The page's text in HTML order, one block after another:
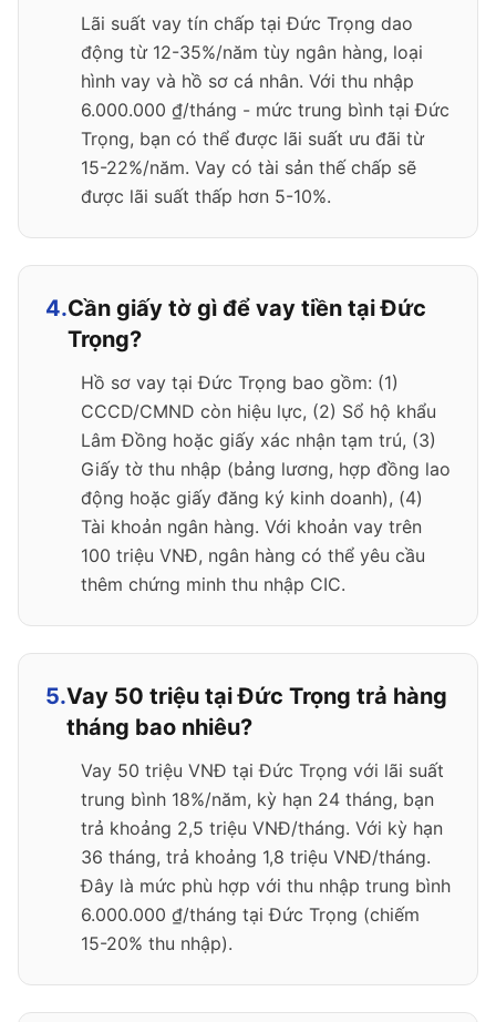
Lãi suất vay tín chấp tại Đức Trọng dao
động từ 12-35%/năm tùy ngân hàng, loại
hình vay và hồ sơ cá nhân. Với thu nhập
6.000.000 ₫/tháng - mức trung bình tại Đức
Trọng, bạn có thể được lãi suất ưu đãi từ
15-22%/năm. Vay có tài sản thế chấp sẽ
được lãi suất thấp hơn 5-10%.
4.Cần giấy tờ gì để vay tiền tại Đức
Trọng?
Hồ sơ vay tại Đức Trọng bao gồm: (1)
CCCD/CMND còn hiệu lực, (2) Sổ hộ khẩu
Lâm Đồng hoặc giấy xác nhận tạm trú, (3)
Giấy tờ thu nhập (bảng lương, hợp đồng lao
động hoặc giấy đăng ký kinh doanh), (4)
Tài khoản ngân hàng. Với khoản vay trên
100 triệu VNĐ, ngân hàng có thể yêu cầu
thêm chứng minh thu nhập CIC.
5.Vay 50 triệu tại Đức Trọng trả hàng
tháng bao nhiêu?
Vay 50 triệu VNĐ tại Đức Trọng với lãi suất
trung bình 18%/năm, kỳ hạn 24 tháng, bạn
trả khoảng 2,5 triệu VNĐ/tháng. Với kỳ hạn
36 tháng, trả khoảng 1,8 triệu VNĐ/tháng.
Đây là mức phù hợp với thu nhập trung bình
6.000.000 ₫/tháng tại Đức Trọng (chiếm
15-20% thu nhập).